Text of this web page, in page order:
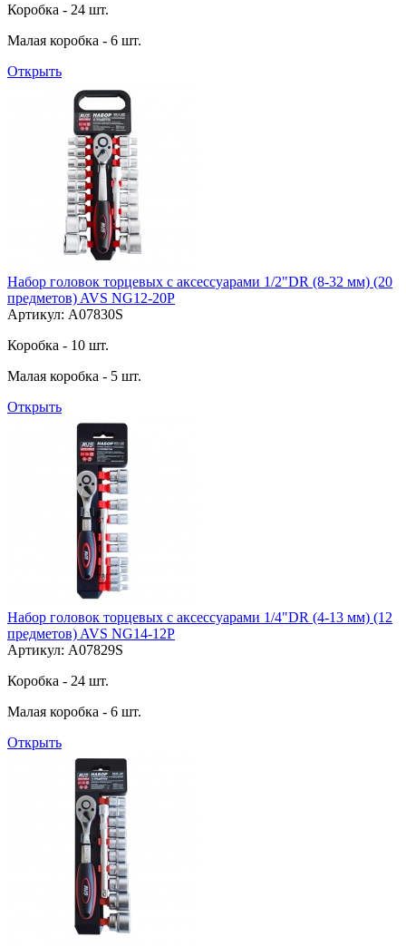
Коробка - 24 шт.
Малая коробка - 6 шт.
Открыть
Набор головок торцевых с аксессуарами 1/2"DR (8-32 мм) (20
предметов) AVS NG12-20P
Артикул: A07830S
Коробка - 10 шт.
Малая коробка - 5 шт.
Открыть
Набор головок торцевых с аксессуарами 1/4"DR (4-13 мм) (12
предметов) AVS NG14-12P
Артикул: A07829S
Коробка - 24 шт.
Малая коробка - 6 шт.
Открыть